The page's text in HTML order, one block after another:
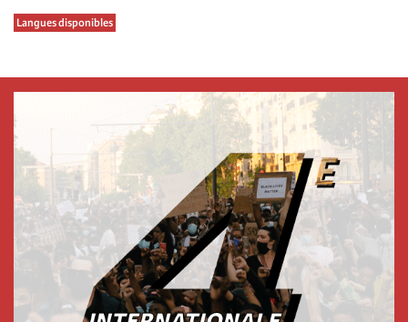
Langues disponibles